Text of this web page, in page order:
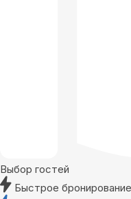
Выбор гостей
Быстрое бронирование